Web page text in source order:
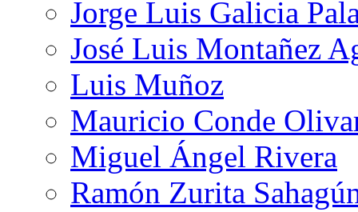
Jorge Luis Galicia
José Luis Montañez
Luis Muñoz
Mauricio Conde
Miguel Ángel Rivera
Ramón Zurita